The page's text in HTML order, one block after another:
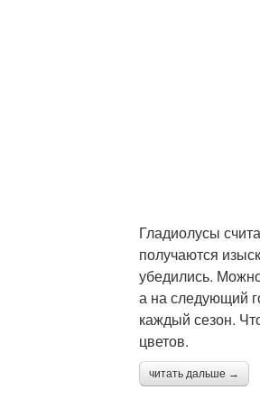
Гладиолусы
получаются
убедились.
а на следующий
каждый сезон.
цветов.
читать дальше →